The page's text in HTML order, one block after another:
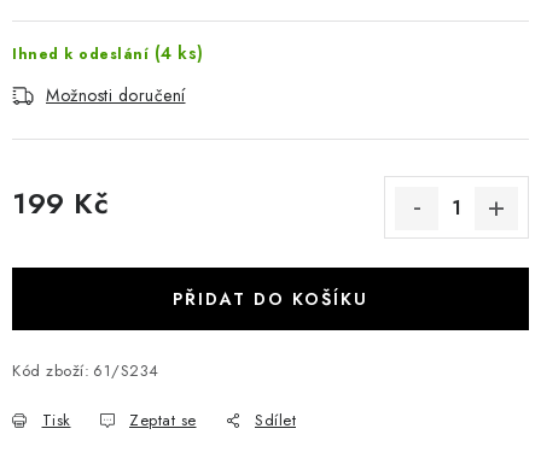
Ihned k odeslání (4 ks)
Možnosti doručení
199 Kč
PŘIDAT DO KOŠÍKU
Kód zboží: 61/S234
Tisk Zeptat se Sdílet